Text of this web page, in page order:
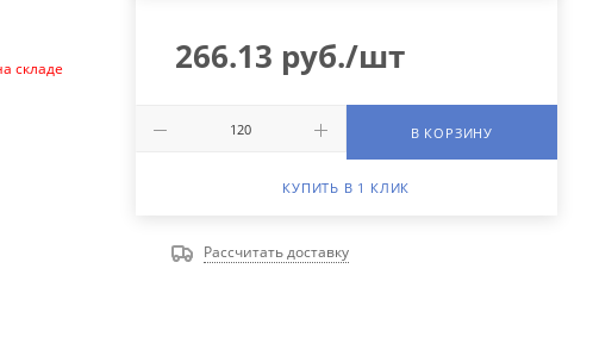
складе
266.13 руб./шт
В КОРЗИНУ
КУПИТЬ В 1 КЛИК
Рассчитать доставку